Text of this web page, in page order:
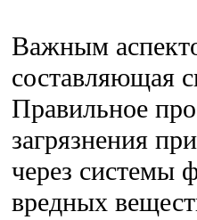
Важным
составляющая
Правильное
загрязнения
через системы
вредных